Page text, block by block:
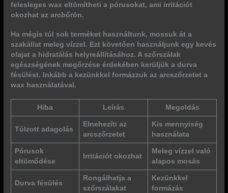
felesleges wax eltömítheti a pórusokat, ami irritációt
okozhat az arcbőrön.
Ha mégis túl sok terméket használtunk, mossuk át a
szakállat meleg vízzel. Ezt követően használjunk egy kevés
olajat a hidratálás helyreállításához. A szőrszálak
egészségének megőrzése érdekében kerüljük a durva
fésülést. Inkább a kezünkkel formázzuk az arcszőrzetet a
wax használatával.
Hiba Leírás Megoldás
Túlzott adagolás
Elnehezíti az
arcszőrzetet
Kis mennyiség
használata
Pórusok
eltömődése
Irritációt okozhat
Meleg vízzel való
alapos mosás
Durva fésülés
Rongálhatja a
szőrszálakat
Kezünkkel
formázás